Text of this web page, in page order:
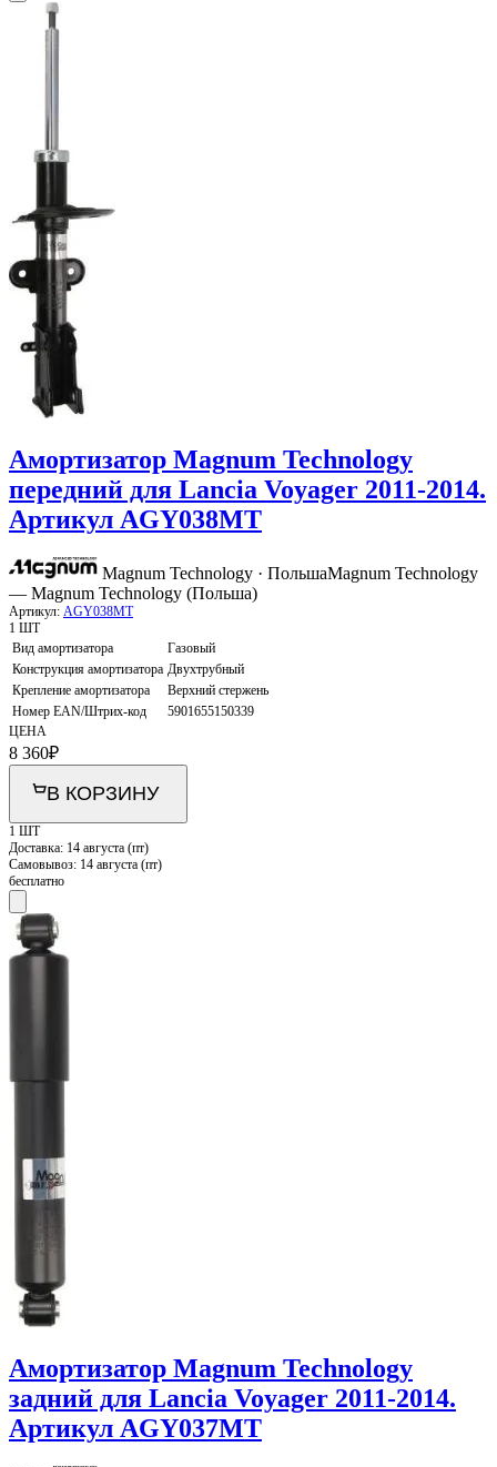
Амортизатор Magnum Technology
передний для Lancia Voyager 2011-2014.
Артикул AGY038MT
Magnum Technology · ПольшаMagnum Technology
— Magnum Technology (Польша)
Артикул: AGY038MT
1 ШТ
Вид амортизатора
Газовый
Конструкция амортизатора Двухтрубный
Крепление амортизатора
Верхний стержень
Номер EAN/Штрих-код
5901655150339
ЦЕНА
8 360₽
В КОРЗИНУ
1 ШТ
Доставка: 14 августа (пт)
Самовывоз: 14 августа (пт)
бесплатно
Амортизатор Magnum Technology
задний для Lancia Voyager 2011-2014.
Артикул AGY037MT